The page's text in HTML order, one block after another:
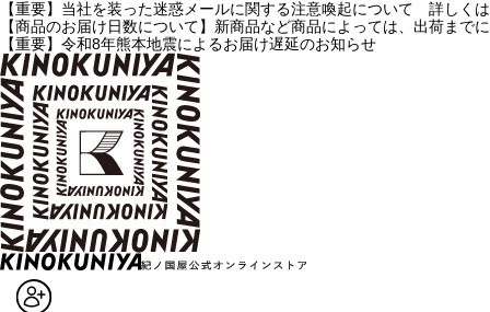
【重要】当社を装った迷惑メールに関する注意喚起について 詳しく
【商品のお届け日数について】新商品など商品によっては、出荷ま
【重要】令和8年熊本地震によるお届け遅延のお知らせ